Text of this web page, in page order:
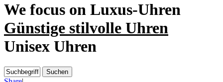
We focus on Luxus-Uhren
Günstige stilvolle Uhren
Unisex Uhren